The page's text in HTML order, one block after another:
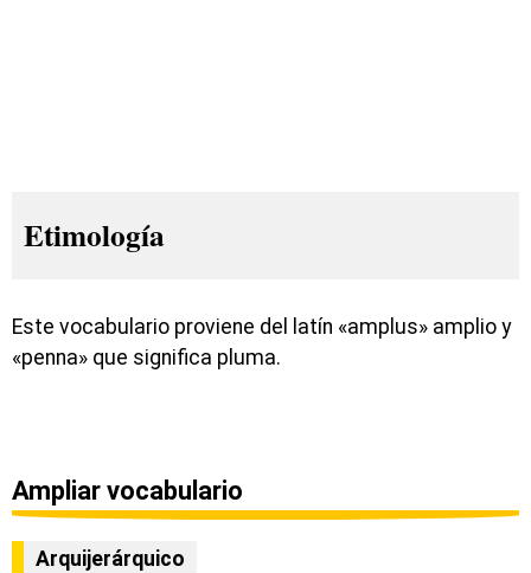
Etimología
Este vocabulario proviene del latín «amplus» amplio y
«penna» que significa pluma.
Ampliar vocabulario
Arquijerárquico